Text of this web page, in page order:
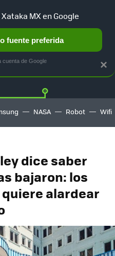
Twitter
NASA Robot Wifi
dice saber
bajaron: los
alardear
×
MX en Google
fuente preferida
cuenta de Google